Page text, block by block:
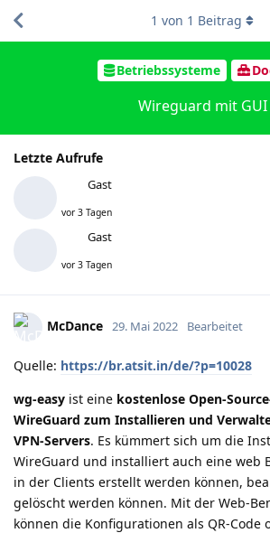
Betriebssysteme
Wireguard mit GUI
Letzte Aufrufe
Gast
vor 3 Tagen
Gast
vor 3 Tagen
1 von 1 Beitrag
McDance 29. Mai 2022 Bearbeitet
Quelle: https://br.atsit.in/de/?p=10028
wg-easy ist eine kostenlose Open-
WireGuard zum Installieren und
VPN-Servers. Es kümmert sich um die
WireGuard und installiert auch eine web
in der Clients erstellt werden können,
gelöscht werden können. Mit der Web-
können die Konfigurationen als QR-Code